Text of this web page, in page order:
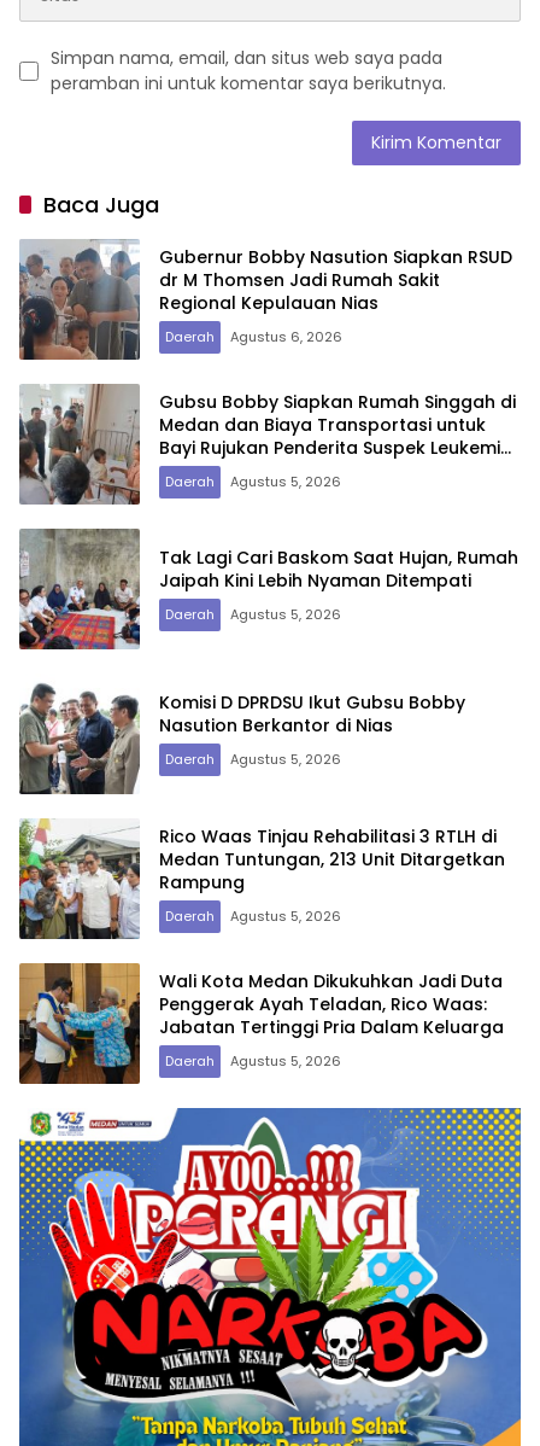
Simpan nama, email, dan situs web saya pada
peramban ini untuk komentar saya berikutnya.
Baca Juga
Gubernur Bobby Nasution Siapkan RSUD
dr M Thomsen Jadi Rumah Sakit
Regional Kepulauan Nias
Daerah Agustus 6, 2026
Gubsu Bobby Siapkan Rumah Singgah di
Medan dan Biaya Transportasi untuk
Bayi Rujukan Penderita Suspek Leukemia
Asal Nias Barat
Daerah Agustus 5, 2026
Tak Lagi Cari Baskom Saat Hujan, Rumah
Jaipah Kini Lebih Nyaman Ditempati
Daerah Agustus 5, 2026
Komisi D DPRDSU Ikut Gubsu Bobby
Nasution Berkantor di Nias
Daerah Agustus 5, 2026
Rico Waas Tinjau Rehabilitasi 3 RTLH di
Medan Tuntungan, 213 Unit Ditargetkan
Rampung
Daerah Agustus 5, 2026
Wali Kota Medan Dikukuhkan Jadi Duta
Penggerak Ayah Teladan, Rico Waas:
Jabatan Tertinggi Pria Dalam Keluarga
Daerah Agustus 5, 2026